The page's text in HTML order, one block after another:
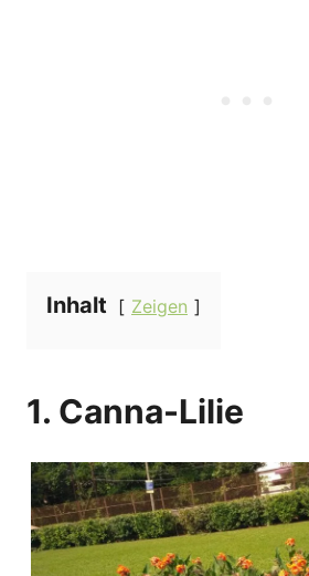
Inhalt Zeigen
1. Canna-Lilie